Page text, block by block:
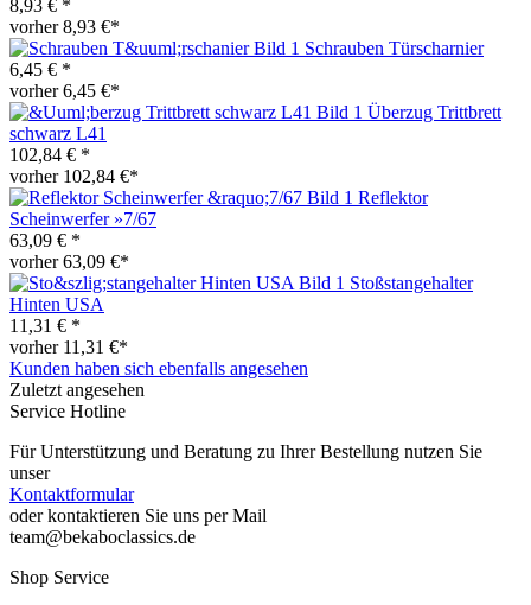
8,93 € *
vorher 8,93 €*
Schrauben Türscharnier
6,45 € *
vorher 6,45 €*
Überzug Trittbrett
schwarz L41
102,84 € *
vorher 102,84 €*
Reflektor
Scheinwerfer »7/67
63,09 € *
vorher 63,09 €*
Stoßstangehalter
Hinten USA
11,31 € *
vorher 11,31 €*
Kunden haben sich ebenfalls angesehen
Zuletzt angesehen
Service Hotline
Für Unterstützung und Beratung zu Ihrer Bestellung nutzen Sie
unser
Kontaktformular
oder kontaktieren Sie uns per Mail
team@bekaboclassics.de
Shop Service